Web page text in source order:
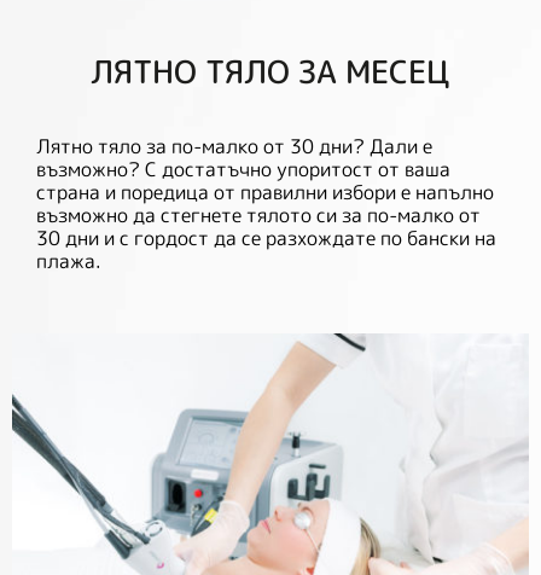
ЛЯТНО ТЯЛО ЗА МЕСЕЦ
Лятно тяло за по-малко от 30 дни? Дали е
възможно? С достатъчно упоритост от ваша
страна и поредица от правилни избори е напълно
възможно да стегнете тялото си за по-малко от
30 дни и с гордост да се разхождате по бански на
плажа.